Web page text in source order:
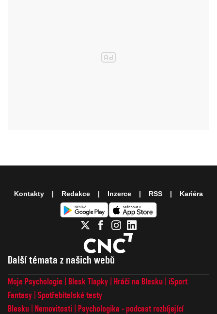
Další témata z našich webů
Moje Psychologie Blesk Tlapky Hráči na Blesku
iSport
Fantasy Spotřebitelské testy
Blesku
Nemovitosti
Psychologika - podcast rozbíjející
Kontakty Redakce Inzerce RSS Kariéra